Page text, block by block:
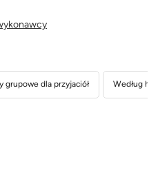
grupowe dla przyjaciół Według